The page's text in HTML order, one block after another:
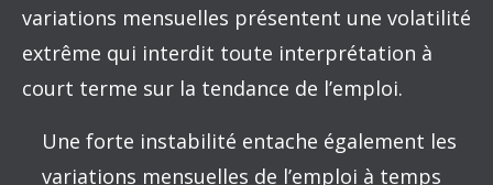
variations mensuelles présentent une volatilité
extrême qui interdit toute interprétation à
court terme sur la tendance de l’emploi.
Une forte instabilité entache également les
variations mensuelles de l’emploi à temps